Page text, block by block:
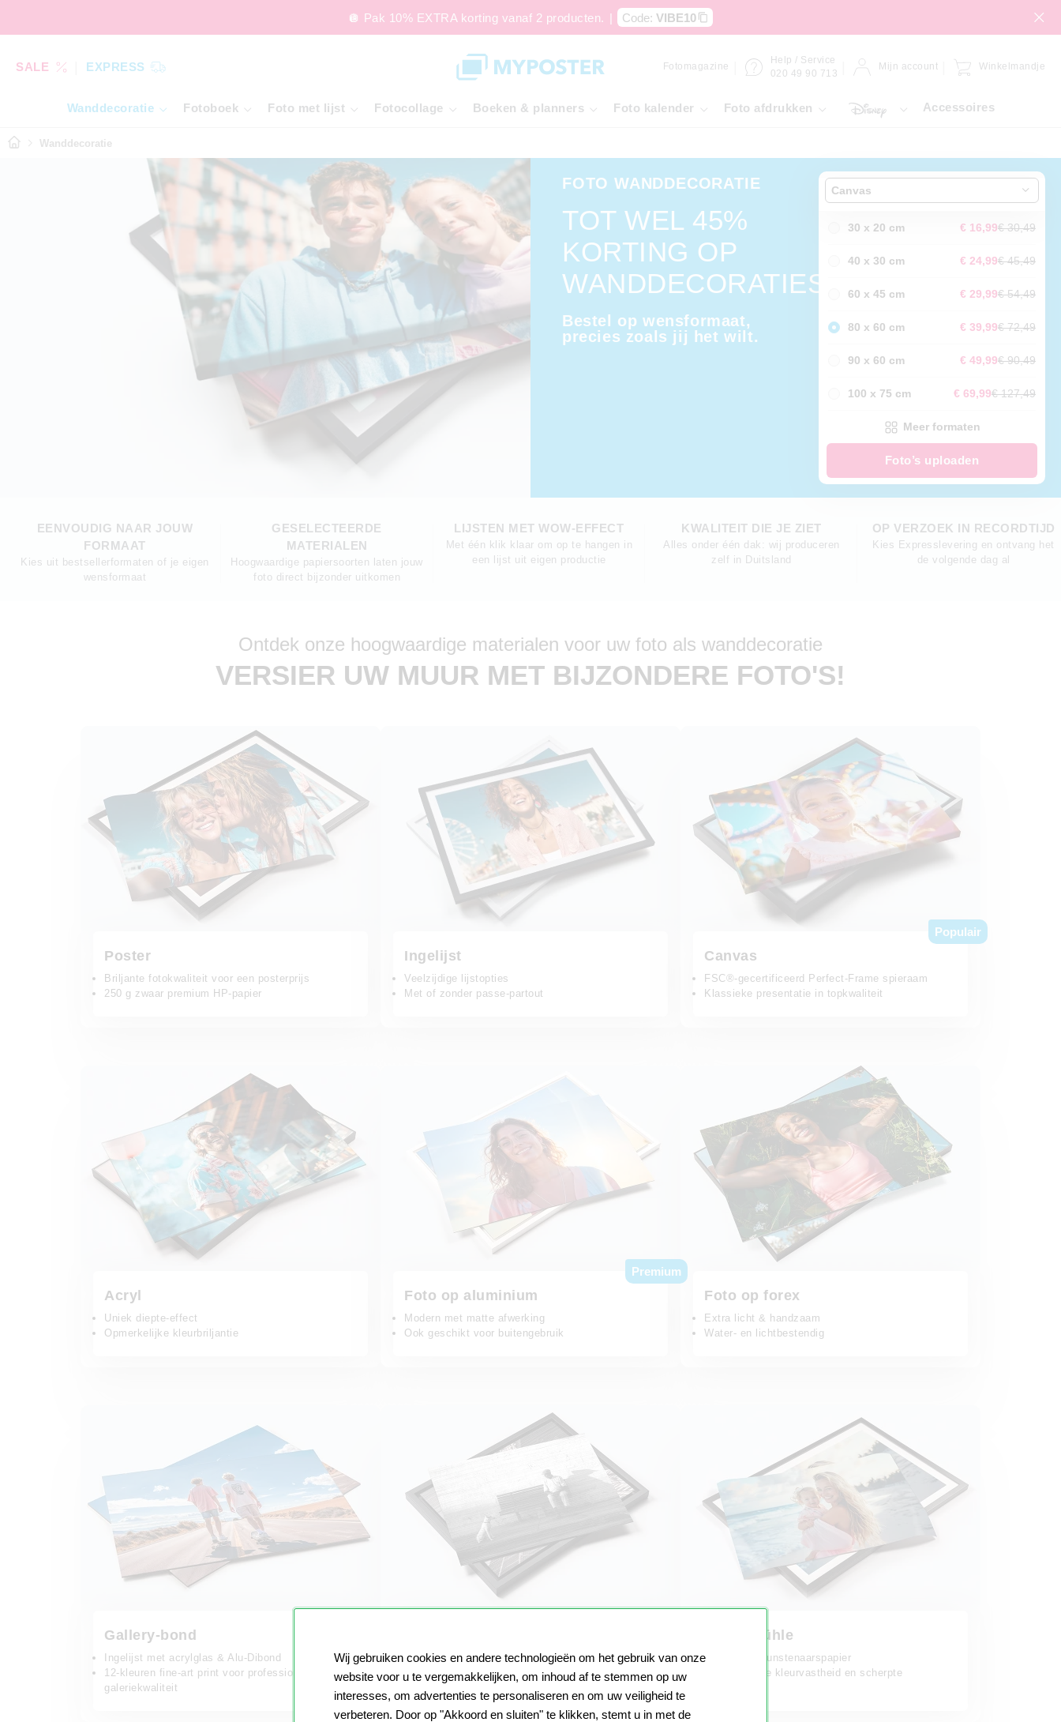
Wij gebruiken cookies en andere technologieën om het gebruik van onze
website voor u te vergemakkelijken, om inhoud af te stemmen op uw
interesses, om advertenties te personaliseren en om uw veiligheid te
verbeteren. Door op "Akkoord en sluiten" te klikken, stemt u in met de
🪩 Pak 10% EXTRA korting vanaf 2 producten. | Code:VIBE10
SALE EXPRESS Fotomagazine
Help / Service
020 49 90 713
Mijn account Winkelmandje
Wanddecoratie Fotoboek Foto met lijst Fotocollage Boeken & planners Foto kalender Foto afdrukken Accessoires
Wanddecoratie
FOTO WANDDECORATIE
TOT WEL 45%
KORTING OP
WANDDECORATIES
Bestel op wensformaat,
precies zoals jij het wilt.
EENVOUDIG NAAR JOUW
FORMAAT
Kies uit bestsellerformaten of je eigen
wensformaat
GESELECTEERDE
MATERIALEN
Hoogwaardige papiersoorten laten jouw
foto direct bijzonder uitkomen
LIJSTEN MET WOW-EFFECT
Met één klik klaar om op te hangen in
een lijst uit eigen productie
KWALITEIT DIE JE ZIET
Alles onder één dak: wij produceren
zelf in Duitsland
OP VERZOEK IN RECORDTIJD
Kies Expresslevering en ontvang het
de volgende dag al
Canvas
30 x 20 cm € 16,99€ 30,49
40 x 30 cm € 24,99€ 45,49
60 x 45 cm € 29,99€ 54,49
80 x 60 cm € 39,99€ 72,49
90 x 60 cm € 49,99€ 90,49
100 x 75 cm € 69,99€ 127,49
Meer formaten
Foto’s uploaden
Ontdek onze hoogwaardige materialen voor uw foto als wanddecoratie
VERSIER UW MUUR MET BIJZONDERE FOTO'S!
Poster
Briljante fotokwaliteit voor een posterprijs
250 g zwaar premium HP-papier
Ingelijst
Veelzijdige lijstopties
Met of zonder passe-partout
Populair
Canvas
FSC®-gecertificeerd Perfect-Frame spieraam
Klassieke presentatie in topkwaliteit
Acryl
Uniek diepte-effect
Opmerkelijke kleurbriljantie
Premium
Foto op aluminium
Modern met matte afwerking
Ook geschikt voor buitengebruik
Foto op forex
Extra licht & handzaam
Water- en lichtbestendig
Gallery-bond
Ingelijst met acrylglas & Alu-Dibond
12-kleuren fine-art print voor professionele
galeriekwaliteit
Uniek geborsteld aluminium oppervlak
Hoe lichter het motief, hoe sterker het metallic-
Hahnemühle
Uitstekend kunstenaarspapier
Uitzonderlijke kleurvastheid en scherpte